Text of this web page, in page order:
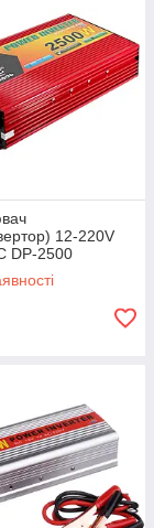
12-220V
DP-2500